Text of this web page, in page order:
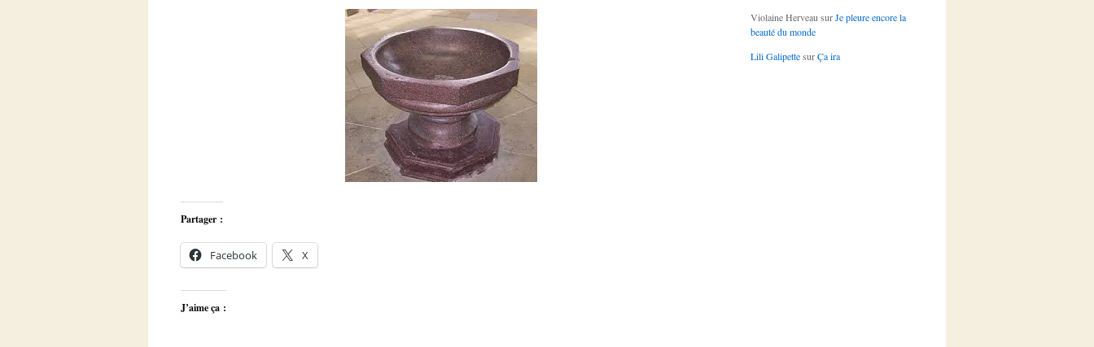
Partager :
Facebook X
J’aime ça :
Violaine Herveau surJe pleure encore la
beauté du monde
Lili GalipettesurÇa ira